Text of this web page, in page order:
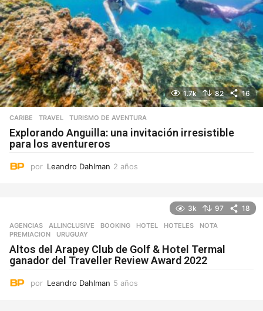
1.7k 82 16
CARIBE ,TRAVEL TURISMO DE AVENTURA
Explorando Anguilla: una invitación irresistible
para los aventureros
por Leandro Dahlman 2 años
3k 97 18
AGENCIAS ALLINCLUSIVE ,BOOKING ,HOTEL ,HOTELES ,NOTA
PREMIACION
,URUGUAY
Altos del Arapey Club de Golf & Hotel Termal
ganador del Traveller Review Award 2022
por Leandro Dahlman 5 años